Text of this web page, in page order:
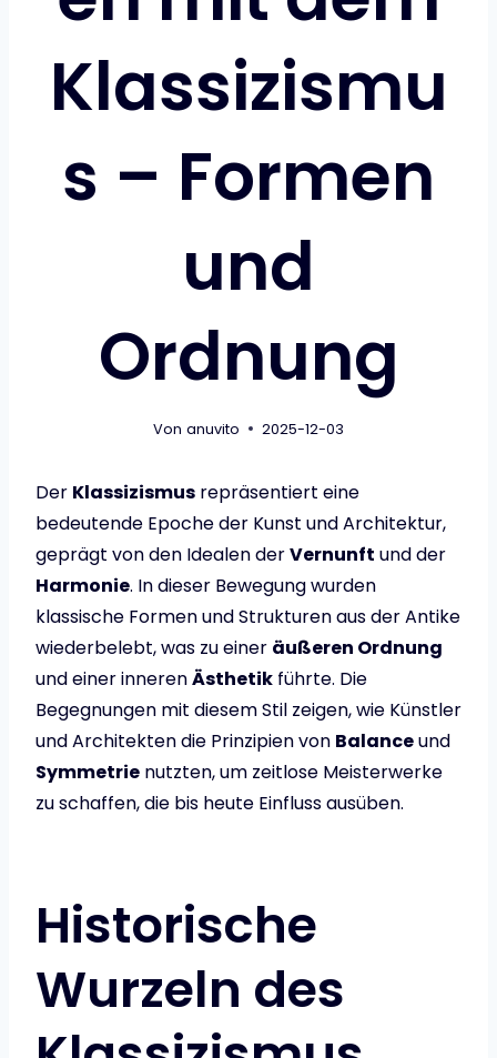
Klassizismu
s – Formen
und
Ordnung
Von anuvito 2025-12-03
Der Klassizismus repräsentiert eine
bedeutende Epoche der Kunst und Architektur,
geprägt von den Idealen derVernunft und der
Harmonie. In dieser Bewegung wurden
klassische Formen und Strukturen aus der Antike
wiederbelebt, was zu einer äußeren Ordnung
und einer innerenÄsthetik führte. Die
Begegnungen mit diesem Stil zeigen, wie Künstler
und Architekten die Prinzipien von Balanceund
Symmetrie nutzten, um zeitlose Meisterwerke
zu schaffen, die bis heute Einfluss ausüben.
Historische
Wurzeln des